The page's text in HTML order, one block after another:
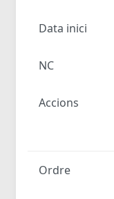
Data inici
NC
Accions
Ordre